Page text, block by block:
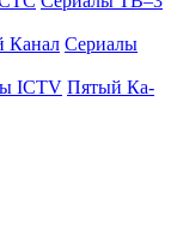
Ка­нал Се­риа­лы
ICTV Пя­тый Ка­